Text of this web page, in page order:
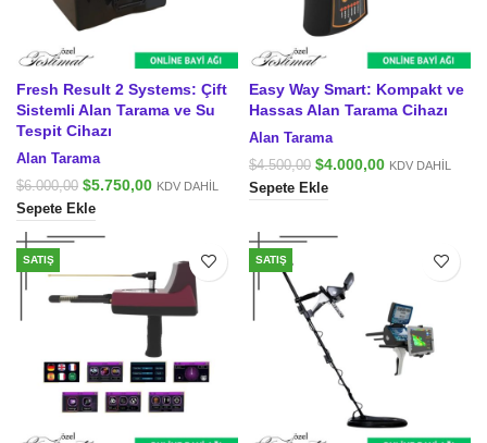
Fresh Result 2 Systems: Çift
Sistemli Alan Tarama ve Su
Tespit Cihazı
Alan Tarama
$6.000,00 Orijinal
fiyat:
$6.000,00.
$5.750,00ŞuKDV DAHİL
Sepete Ekle
Easy Way Smart: Kompakt ve
Hassas Alan Tarama Cihazı
Alan Tarama
$4.500,00 Orijinal
fiyat:
$4.500,00.
$4.000,00ŞuKDV DAHİL
Sepete Ekle
SATIŞ SATIŞ